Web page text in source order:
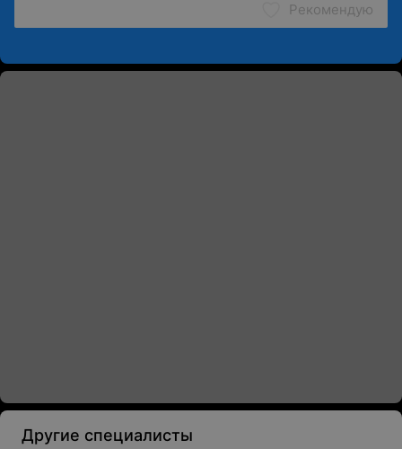
Рекомендую
Другие специалисты